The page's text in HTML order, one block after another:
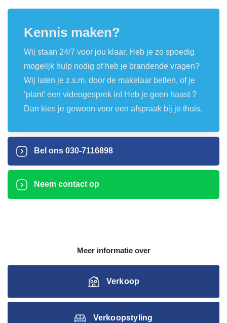
Kennis maken?
Wij staan 24/7 voor jou klaar. Heb je zo spoedig
mogelijk hulp nodig of heb je brandende vragen?
Wij laten je z.s.m. door de makelaar bellen, of je
‘plant’ een videogesprek in! Heb je geen haast ?
Dan kies je gewoon voor een afspraak bij je thuis.
Bel ons 030-7116898
Neem contact op
Meer informatie over
Verkoop
Verkoopstyling